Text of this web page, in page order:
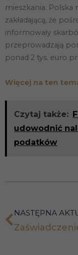
mieszkania. Polska
zakładającą, że
informowały
przeprowadzają
ponad 2 tys. euro
Więcej na ten
Czytaj także:
udowodnić
podatków